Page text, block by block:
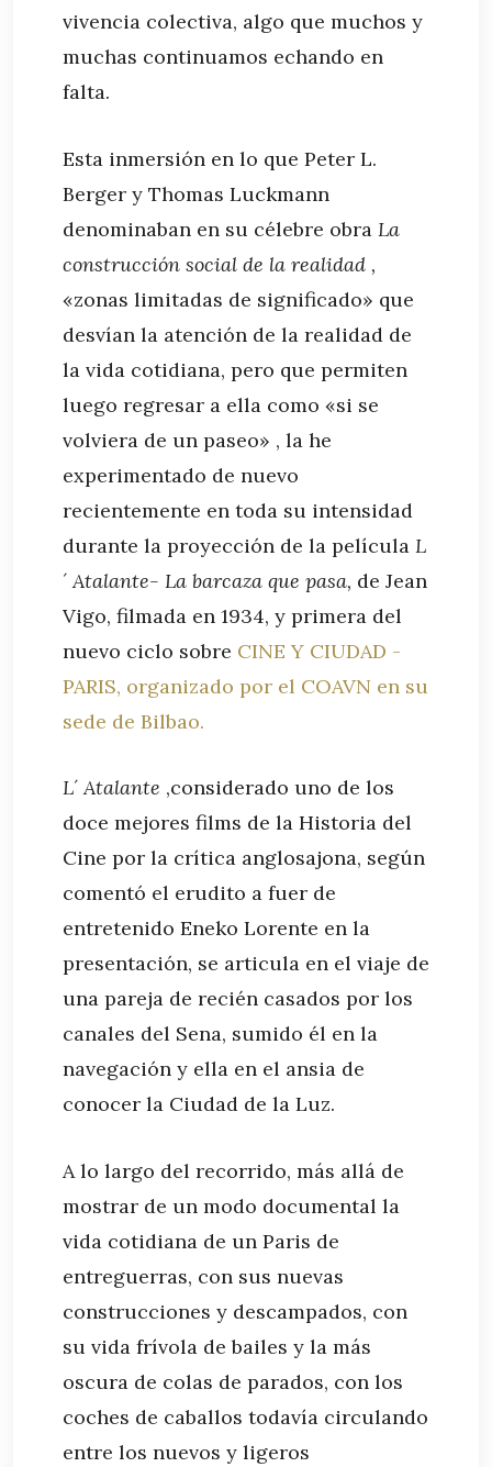
vivencia colectiva, algo que muchos y
muchas continuamos echando en
falta.
Esta inmersión en lo que Peter L.
Berger y Thomas Luckmann
denominaban en su célebre obra La
construcción social de la realidad ,
«zonas limitadas de significado» que
desvían la atención de la realidad de
la vida cotidiana, pero que permiten
luego regresar a ella como «si se
volviera de un paseo» , la he
experimentado de nuevo
recientemente en toda su intensidad
durante la proyección de la película L
´ Atalante- La barcaza que pasa, de Jean
Vigo, filmada en 1934, y primera del
nuevo ciclo sobre CINE Y CIUDAD -
PARIS, organizado por el COAVN en su
sede de Bilbao.
L´ Atalante ,considerado uno de los
doce mejores films de la Historia del
Cine por la crítica anglosajona, según
comentó el erudito a fuer de
entretenido Eneko Lorente en la
presentación, se articula en el viaje de
una pareja de recién casados por los
canales del Sena, sumido él en la
navegación y ella en el ansia de
conocer la Ciudad de la Luz.
A lo largo del recorrido, más allá de
mostrar de un modo documental la
vida cotidiana de un Paris de
entreguerras, con sus nuevas
construcciones y descampados, con
su vida frívola de bailes y la más
oscura de colas de parados, con los
coches de caballos todavía circulando
entre los nuevos y ligeros